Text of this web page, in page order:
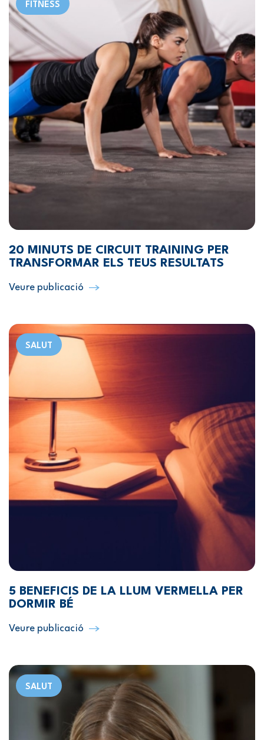
FITNESS
20 MINUTS DE CIRCUIT TRAINING PER
TRANSFORMAR ELS TEUS RESULTATS
Veure publicació
SALUT
5 BENEFICIS DE LA LLUM VERMELLA PER
DORMIR BÉ
Veure publicació
SALUT